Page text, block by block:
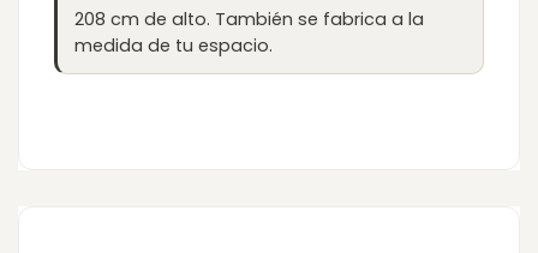
208 cm de alto. También se fabrica a la
medida de tu espacio.